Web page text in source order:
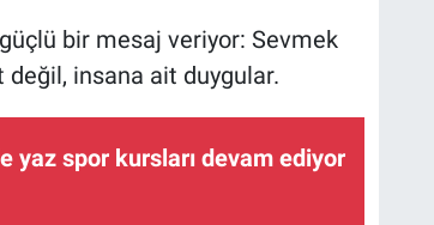
bir mesaj veriyor: Sevmek
değil, insana ait duygular.
yaz spor kursları devam ediyor